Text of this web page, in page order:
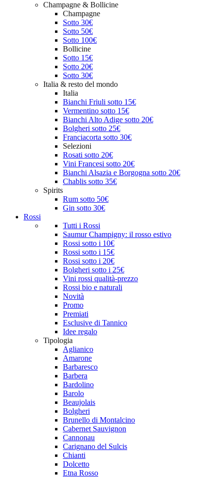
Champagne & Bollicine
Champagne
Sotto 30€
Sotto 50€
Sotto 100€
Bollicine
Sotto 15€
Sotto 20€
Sotto 30€
Italia & resto del mondo
Italia
Bianchi Friuli sotto 15€
Vermentino sotto 15€
Bianchi Alto Adige sotto 20€
Bolgheri sotto 25€
Franciacorta sotto 30€
Selezioni
Rosati sotto 20€
Vini Francesi sotto 20€
Bianchi Alsazia e Borgogna sotto 20€
Chablis sotto 35€
Spirits
Rum sotto 50€
Gin sotto 30€
Rossi
Tutti i Rossi
Saumur Champigny: il rosso estivo
Rossi sotto i 10€
Rossi sotto i 15€
Rossi sotto i 20€
Bolgheri sotto i 25€
Vini rossi qualità-prezzo
Rossi bio e naturali
Novità
Promo
Premiati
Esclusive di Tannico
Idee regalo
Tipologia
Aglianico
Amarone
Barbaresco
Barbera
Bardolino
Barolo
Beaujolais
Bolgheri
Brunello di Montalcino
Cabernet Sauvignon
Cannonau
Carignano del Sulcis
Chianti
Dolcetto
Etna Rosso